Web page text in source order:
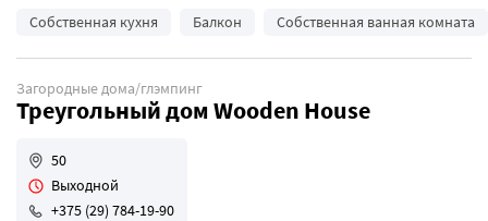
Собственная кухня Балкон Собственная ванная комната
Загородные дома/глэмпинг
Треугольный дом Wooden House
50
Выходной
+375 (29) 784-19-90